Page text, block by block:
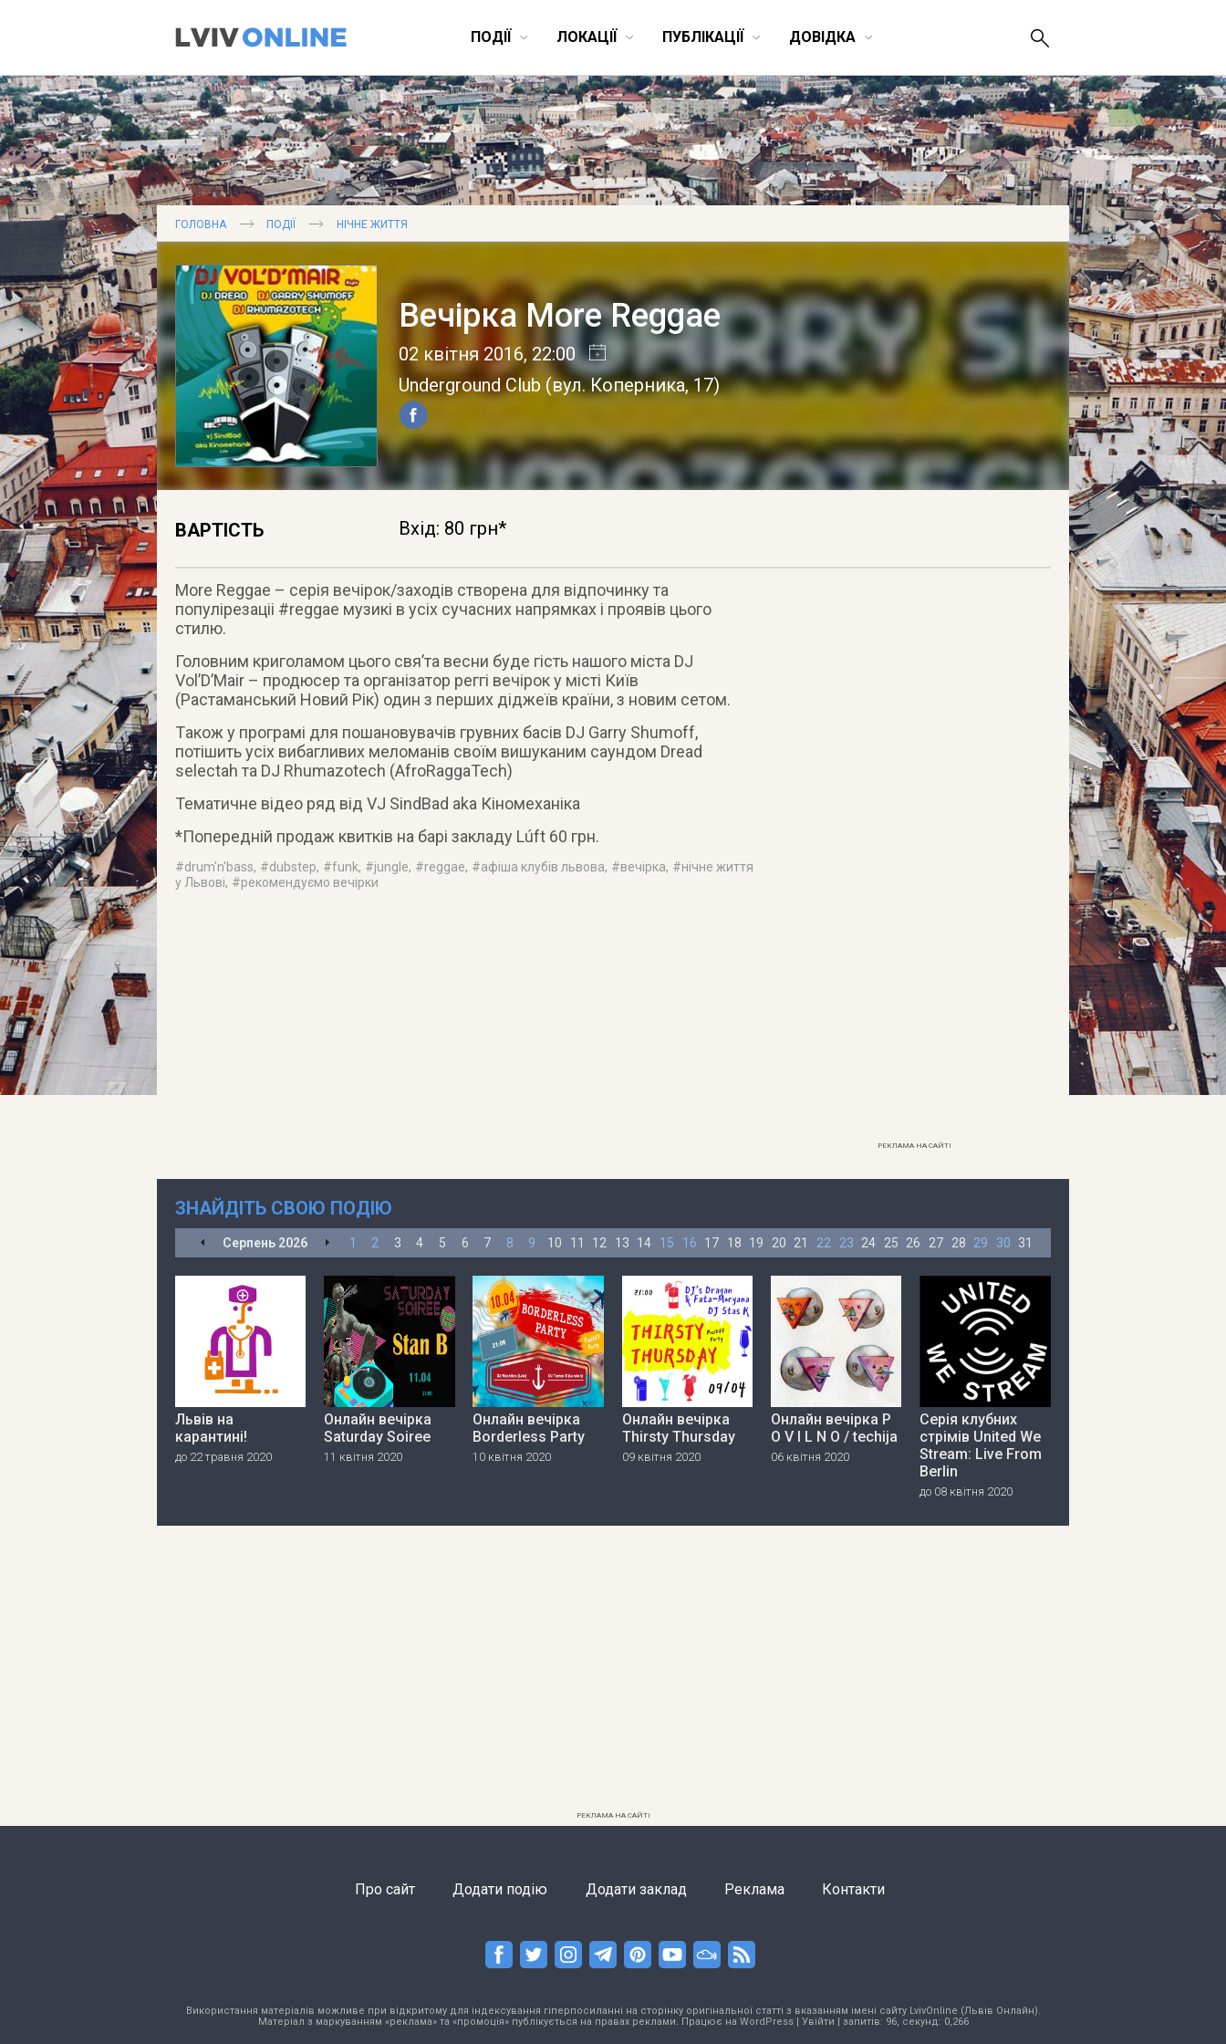
ПОДІЇ ЛОКАЦІЇ ПУБЛІКАЦІЇ ДОВІДКА
ГОЛОВНА ПОДІЇ НІЧНЕ ЖИТТЯ
Вечірка More Reggae
02 квітня 2016, 22:00
Underground Club (вул. Коперника, 17)
ВАРТІСТЬ Вхід: 80 грн*
More Reggae – cерія вечірок/заходів створена для відпочинку та
популірезаціі #reggae музикі в усіх сучасних напрямках і проявів цього
стилю.
Головним криголамом цього свя’та весни буде гість нашого міста DJ
Vol’D’Mair – продюсер та організатор реггі вечірок у місті Київ
(Растаманський Новий Рік) один з перших діджеїв країни, з новим сетом.
Tакож у програмі для пошановувачів грувних басів DJ Garry Shumoff,
потішить усіх вибагливих меломанів своїм вишуканим саундом Dread
selectah та DJ Rhumazotech (AfroRaggaTech)
Тематичне відео ряд від VJ SindBad aka Кіномеханіка
*Попередній продаж квитків на барі закладу Lúft 60 грн.
#drum'n'bass, #dubstep, #funk, #jungle, #reggae, #афіша клубів львова, #вечірка, #нічне життя
у Львові, #рекомендуємо вечірки
РЕКЛАМА НА САЙТІ
ЗНАЙДІТЬ СВОЮ ПОДІЮ
Серпень 2026 1 2 3 4 5 6 7 8 9 10 11 12 13 14 15 16 17 18 19 20 21 22 23 24 25 26 27 28 29 30 31
Львів на
карантині!
до 22 травня 2020
Онлайн вечірка
Saturday Soiree
11 квітня 2020
Онлайн вечірка
Borderless Party
10 квітня 2020
Онлайн вечірка
Thirsty Thursday
09 квітня 2020
Онлайн вечірка P
O V I L N O / techija
06 квітня 2020
Серія клубних
стрімів United We
Stream: Live From
Berlin
до 08 квітня 2020
РЕКЛАМА НА САЙТІ
Про сайт Додати подію Додати заклад Реклама Контакти
Використання матеріалів можливе при відкритому для індексування гіперпосиланні на сторінку оригінальної статті з вказанням імені сайту LvivOnline (Львів Онлайн).
Матеріал з маркуванням «реклама» та «промоція» публікується на правах реклами. Працює на WordPress| Увійти | запитів: 96, секунд: 0,266